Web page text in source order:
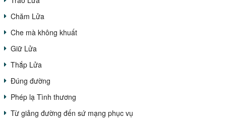
Chăm Lửa
Che mà không khuất
Giữ Lửa
Thắp Lửa
Đúng đường
Phép lạ Tình thương
Từ giảng đường đến sứ mạng phục vụ